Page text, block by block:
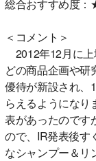
総合おすすめ
＜コメント＞
2012年12月に
どの商品企画や
優待が新設され、
らえるようになり
表があったのです
ので、IR発表後す
なシャンプー＆リ